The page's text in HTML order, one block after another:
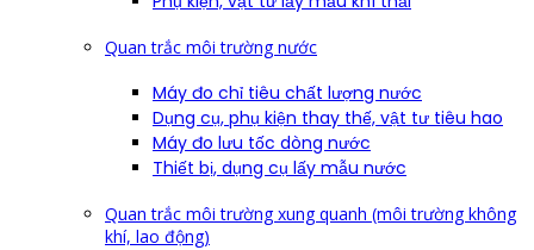
Quan trắc môi trường nước
Máy đo chỉ tiêu chất lượng nước
Dụng cụ, phụ kiện thay thế, vật tư tiêu hao
Máy đo lưu tốc dòng nước
Thiết bị, dụng cụ lấy mẫu nước
Quan trắc môi trường xung quanh (môi trường không
khí, lao động)